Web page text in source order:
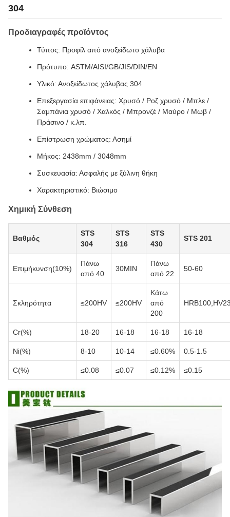
304
Προδιαγραφές προϊόντος
Τύπος: Προφίλ από ανοξείδωτο χάλυβα
Πρότυπο: ASTM/AISI/GB/JIS/DIN/EN
Υλικό: Ανοξείδωτος χάλυβας 304
Επεξεργασία επιφάνειας: Χρυσό / Ροζ χρυσό / Μπλε /
Σαμπάνια χρυσό / Χαλκός / Μπρονζέ / Μαύρο / Μωβ /
Πράσινο / κ.λπ.
Επίστρωση χρώματος: Ασημί
Μήκος: 2438mm / 3048mm
Συσκευασία: Ασφαλής με ξύλινη θήκη
Χαρακτηριστικό: Βιώσιμο
Χημική Σύνθεση
Βαθμός
STS
304
STS
316
STS
430
STS 201
Επιμήκυνση(10%)
Πάνω
από 40
30MIN
Πάνω
από 22
50-60
Σκληρότητα ≤200HV ≤200HV
Κάτω
από
200
Cr(%) 18-20 16-18 16-18 16-18
Ni(%) 8-10 10-14 ≤0.60% 0.5-1.5
C(%) ≤0.08 ≤0.07 ≤0.12% ≤0.15